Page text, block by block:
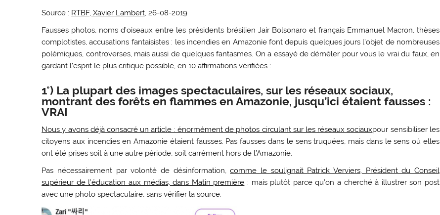
Source : RTBF, Xavier Lambert, 26-08-2019
Fausses photos, noms d’oiseaux entre les présidents brésilien Jair Bolsonaro et français Emmanuel Macron, thèses
complotistes, accusations fantaisistes : les incendies en Amazonie font depuis quelques jours l’objet de nombreuses
polémiques, controverses, mais aussi de quelques fantasmes. On a essayé de démêler pour vous le vrai du faux, en
gardant l’esprit le plus critique possible, en 10 affirmations vérifiées :
1°) La plupart des images spectaculaires, sur les réseaux sociaux,
montrant des forêts en flammes en Amazonie, jusqu’ici étaient fausses :
VRAI
Nous y avons déjà consacré un article : énormément de photos circulant sur les réseaux sociauxpour sensibiliser les
citoyens aux incendies en Amazonie étaient fausses. Pas fausses dans le sens truquées, mais dans le sens où elles
ont été prises soit à une autre période, soit carrément hors de l’Amazonie.
Pas nécessairement par volonté de désinformation,comme le soulignait Patrick Verviers, Président du Conseil
supérieur de l’éducation aux médias, dans Matin première : mais plutôt parce qu’on a cherché à illustrer son post
avec une photo spectaculaire, sans vérifier la source.